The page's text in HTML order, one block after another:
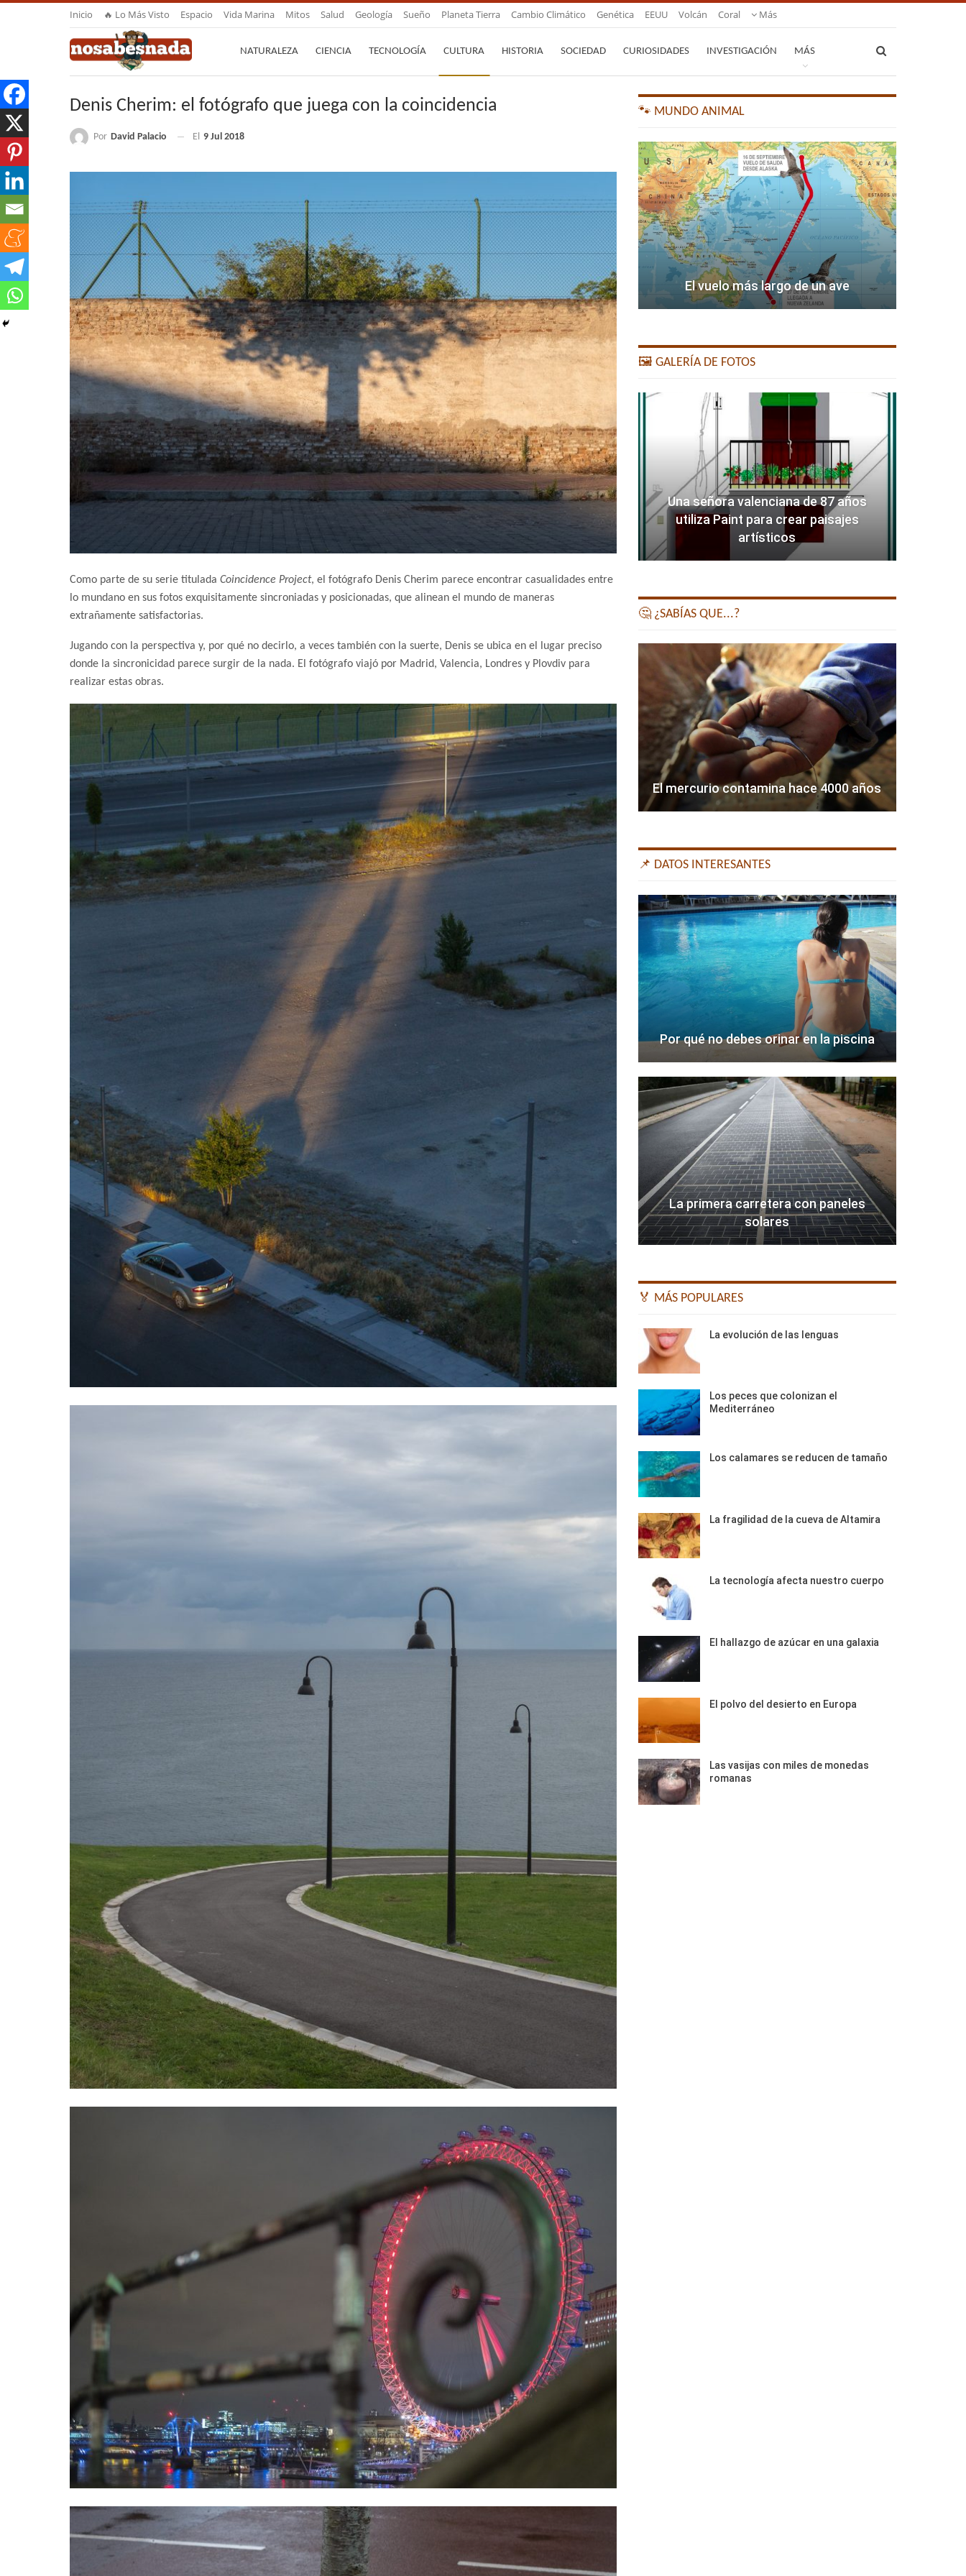
Inicio 🔥 Lo Más Visto Espacio Vida Marina Mitos Salud Geología Sueño Planeta Tierra Cambio Climático Genética EEUU Volcán Coral Más
NATURALEZA CIENCIA TECNOLOGÍA CULTURA HISTORIA SOCIEDAD CURIOSIDADES INVESTIGACIÓN MÁS
Denis Cherim: el fotógrafo que juega con la coincidencia
Por David Palacio El 9 Jul 2018
Como parte de su serie titulada Coincidence Project, el fotógrafo Denis Cherim parece encontrar casualidades entre
lo mundano en sus fotos exquisitamente sincroniadas y posicionadas, que alinean el mundo de maneras
extrañamente satisfactorias.
Jugando con la perspectiva y, por qué no decirlo, a veces también con la suerte, Denis se ubica en el lugar preciso
donde la sincronicidad parece surgir de la nada. El fotógrafo viajó por Madrid, Valencia, Londres y Plovdiv para
realizar estas obras.
🐾 MUNDO ANIMAL
El vuelo más largo de un ave
🖼️ GALERÍA DE FOTOS
Una señora valenciana de 87 años
utiliza Paint para crear paisajes
artísticos
🤔 ¿SABÍAS QUE...?
El mercurio contamina hace 4000 años
📌 DATOS INTERESANTES
Por qué no debes orinar en la piscina
La primera carretera con paneles
solares
🏅 MÁS POPULARES
La evolución de las lenguas
Los peces que colonizan el
Mediterráneo
Los calamares se reducen de tamaño
La fragilidad de la cueva de Altamira
La tecnología afecta nuestro cuerpo
El hallazgo de azúcar en una galaxia
El polvo del desierto en Europa
Las vasijas con miles de monedas
romanas